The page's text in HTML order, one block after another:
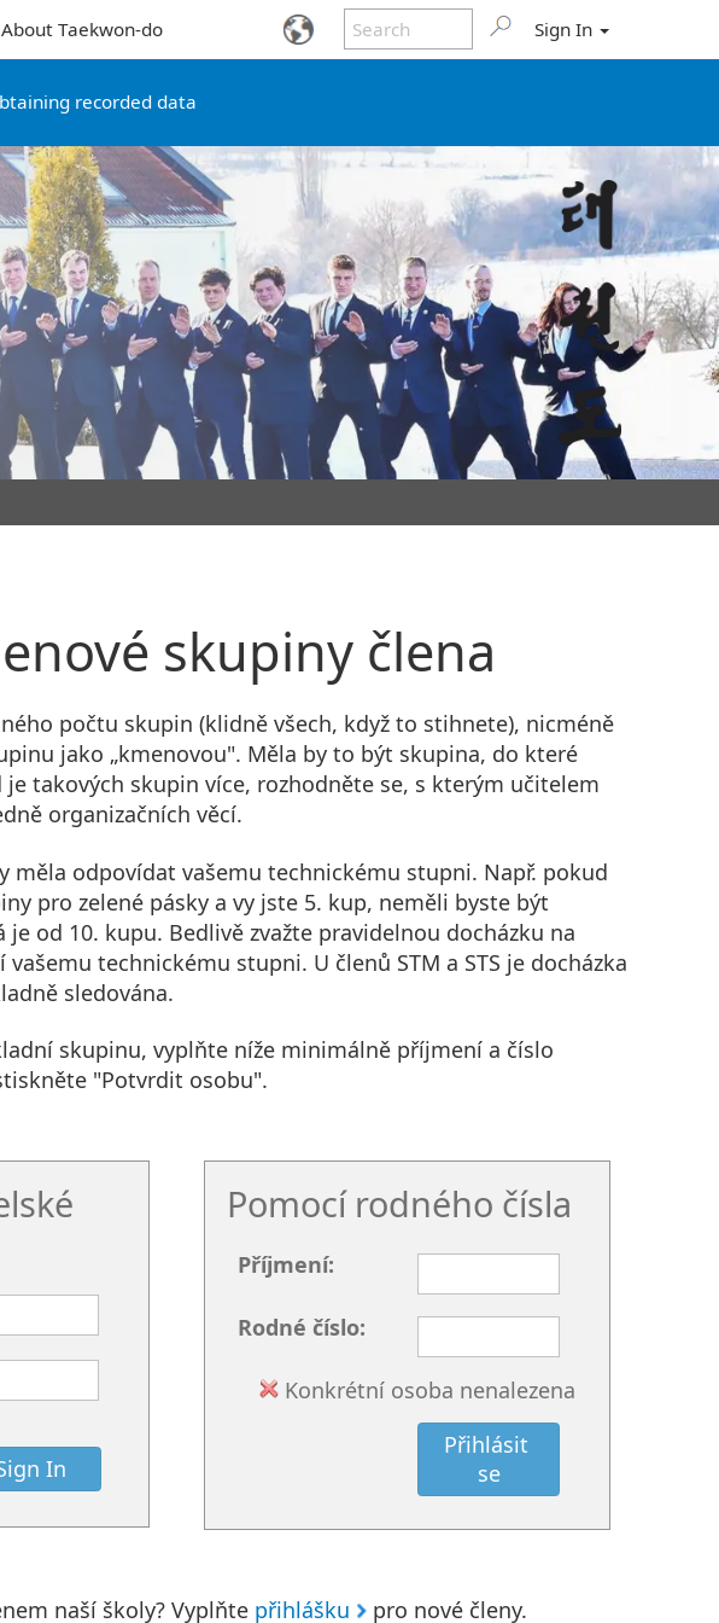
About Taekwon-do Sign In
recorded data
skupiny člena
počtu skupin (klidně všech, když to stihnete), nicméně
jako „kmenovou". Měla by to být skupina, do které
takových skupin více, rozhodněte se, s kterým učitelem
organizačních věcí.
měla odpovídat vašemu technickému stupni. Např. pokud
pro zelené pásky a vy jste 5. kup, neměli byste být
od 10. kupu. Bedlivě zvažte pravidelnou docházku na
technickému stupni. U členů STM a STS je docházka
sledována.
skupinu, vyplňte níže minimálně příjmení a číslo
"Potvrdit osobu".
Pomocí rodného čísla
Příjmení:
Rodné číslo:
Konkrétní osoba nenalezena
naší školy? Vyplňte přihlášku pro nové členy.